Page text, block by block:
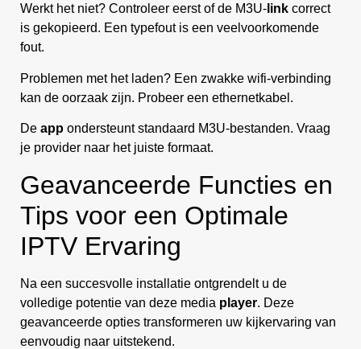
Werkt het niet? Controleer eerst of de M3U- link correct
is gekopieerd. Een typefout is een veelvoorkomende
fout.
Problemen met het laden? Een zwakke wifi-verbinding
kan de oorzaak zijn. Probeer een ethernetkabel.
De app ondersteunt standaard M3U-bestanden. Vraag
je provider naar het juiste formaat.
Geavanceerde Functies en
Tips voor een Optimale
IPTV Ervaring
Na een succesvolle installatie ontgrendelt u de
volledige potentie van deze media player. Deze
geavanceerde opties transformeren uw kijkervaring van
eenvoudig naar uitstekend.